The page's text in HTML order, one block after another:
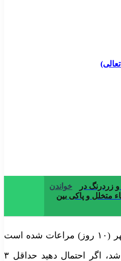
خواندن
در
متخلل و پاکی بین
در فرض مذکور که اقل طهر (۱۰ روز) مراعات شده است
و خون دوم با صفات می‌باشد، اگر احتمال دهید حداقل ۳